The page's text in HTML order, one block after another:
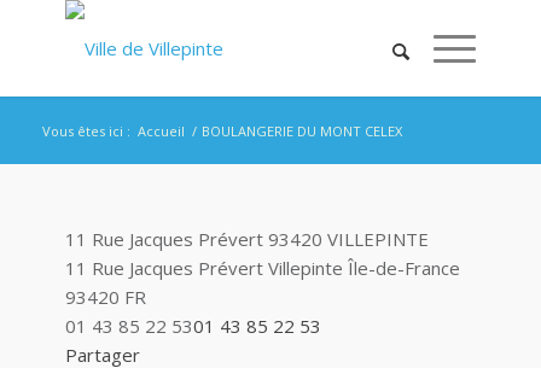
Vous êtes ici : Accueil / BOULANGERIE DU MONT CELEX
11 Rue Jacques Prévert 93420 VILLEPINTE
11 Rue Jacques Prévert Villepinte Île-de-France
93420 FR
01 43 85 22 5301 43 85 22 53
Partager